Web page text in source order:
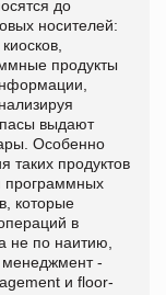
до
носителей:
продукты
выдают
Особенно
таких продуктов
программных
которые
в
не по наитию,
менеджмент -
и floor-